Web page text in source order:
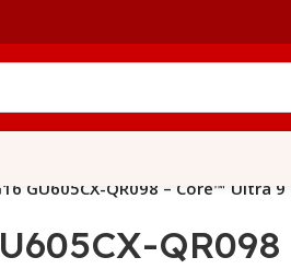
GU605CX-QR098 – Core™ Ultra 9